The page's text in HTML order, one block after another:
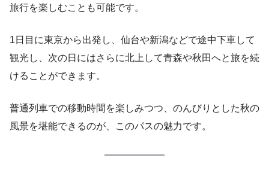
旅行を楽しむことも可能です。
1日目に東京から出発し、仙台や新潟などで途中下車して
観光し、次の日にはさらに北上して青森や秋田へと旅を続
けることができます。
普通列車での移動時間を楽しみつつ、のんびりとした秋の
風景を堪能できるのが、このパスの魅力です。